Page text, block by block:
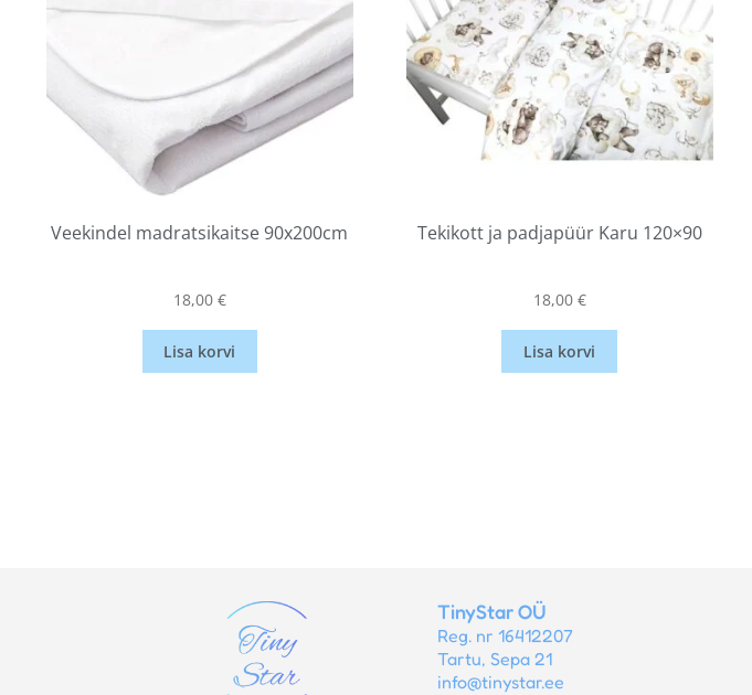
Veekindel madratsikaitse 90x200cm
18,00 €
Lisa korvi
Tekikott ja padjapüür Karu 120×90
18,00 €
Lisa korvi
TinyStar OÜ
Reg. nr 16412207
Tartu, Sepa 21
info@tinystar.ee